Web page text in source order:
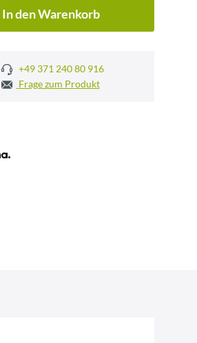
In den Warenkorb
+49 371 240 80 916
Frage zum Produkt